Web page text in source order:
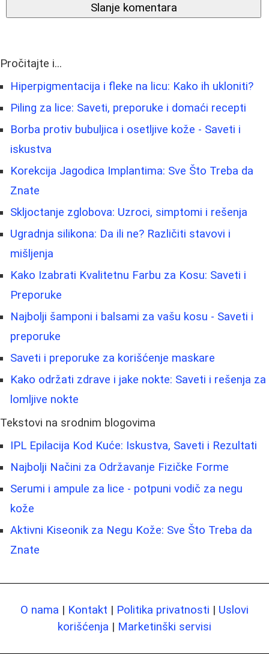
Slanje komentara
Pročitajte i...
Hiperpigmentacija i fleke na licu: Kako ih ukloniti?
Piling za lice: Saveti, preporuke i domaći recepti
Borbа protiv bubuljica i osetljive kože - Saveti i
iskustva
Korekcija Jagodica Implantima: Sve Što Treba da
Znate
Skljoctanje zglobova: Uzroci, simptomi i rešenja
Ugradnja silikona: Da ili ne? Različiti stavovi i
mišljenja
Kako Izabrati Kvalitetnu Farbu za Kosu: Saveti i
Preporuke
Najbolji šamponi i balsami za vašu kosu - Saveti i
preporuke
Saveti i preporuke za korišćenje maskare
Kako održati zdrave i jake nokte: Saveti i rešenja za
lomljive nokte
Tekstovi na srodnim blogovima
IPL Epilacija Kod Kuće: Iskustva, Saveti i Rezultati
Najbolji Načini za Održavanje Fizičke Forme
Serumi i ampule za lice - potpuni vodič za negu
kože
Aktivni Kiseonik za Negu Kože: Sve Što Treba da
Znate
O nama | Kontakt | Politika privatnosti | Uslovi
korišćenja | Marketinški servisi